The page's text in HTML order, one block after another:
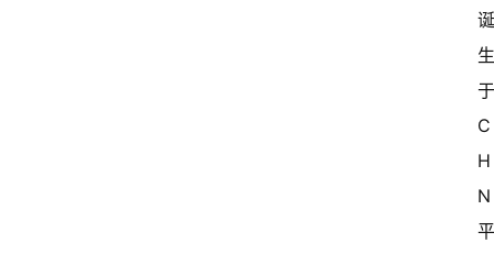
C
H
N